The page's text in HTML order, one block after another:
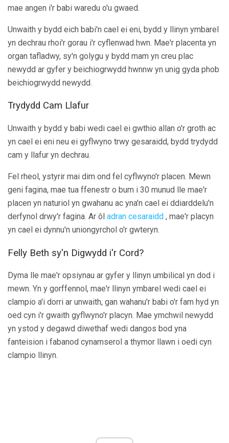
mae angen i'r babi waredu o'u gwaed.
Unwaith y bydd eich babi'n cael ei eni, bydd y llinyn ymbarel
yn dechrau rhoi'r gorau i'r cyflenwad hwn. Mae'r placenta yn
organ tafladwy, sy'n golygu y bydd mam yn creu plac
newydd ar gyfer y beichiogrwydd hwnnw yn unig gyda phob
beichiogrwydd newydd.
Trydydd Cam Llafur
Unwaith y bydd y babi wedi cael ei gwthio allan o'r groth ac
yn cael ei eni neu ei gyflwyno trwy gesaraidd, bydd trydydd
cam y llafur yn dechrau.
Fel rheol, ystyrir mai dim ond fel cyflwyno'r placen. Mewn
geni fagina, mae tua ffenestr o bum i 30 munud lle mae'r
placen yn naturiol yn gwahanu ac yna'n cael ei ddiarddelu'n
derfynol drwy'r fagina. Ar ôl adran cesaraidd , mae'r placyn
yn cael ei dynnu'n uniongyrchol o'r gwteryn.
Felly Beth sy'n Digwydd i'r Cord?
Dyma lle mae'r opsiynau ar gyfer y llinyn umbilical yn dod i
mewn. Yn y gorffennol, mae'r llinyn ymbarel wedi cael ei
clampio a'i dorri ar unwaith, gan wahanu'r babi o'r fam hyd yn
oed cyn i'r gwaith gyflwyno'r placyn. Mae ymchwil newydd
yn ystod y degawd diwethaf wedi dangos bod yna
fanteision i fabanod cynamserol a thymor llawn i oedi cyn
clampio llinyn.